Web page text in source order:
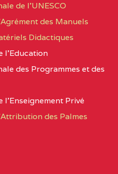
DE LOULOU
de l’UNESCO
des Manuels
Didactiques
l’Education
des Programmes et des
Privé
des Palmes